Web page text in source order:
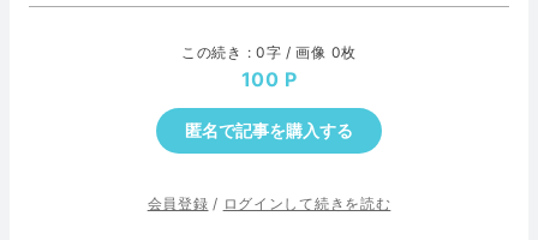
この続き : 0字 / 画像 0枚
100
匿名で記事を購入する
会員登録 / ログインして続きを読む